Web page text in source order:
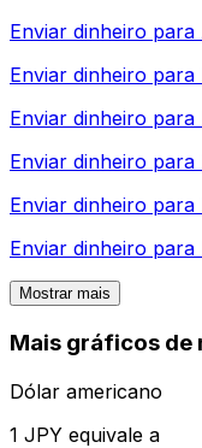
Enviar dinheiro para
Enviar dinheiro para
Enviar dinheiro para
Enviar dinheiro para
Enviar dinheiro para
Enviar dinheiro para
Mostrar mais
Mais gráficos de
Dólar americano
1 JPY equivale a